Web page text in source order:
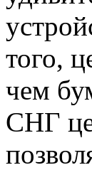
того,
чем
СНГ